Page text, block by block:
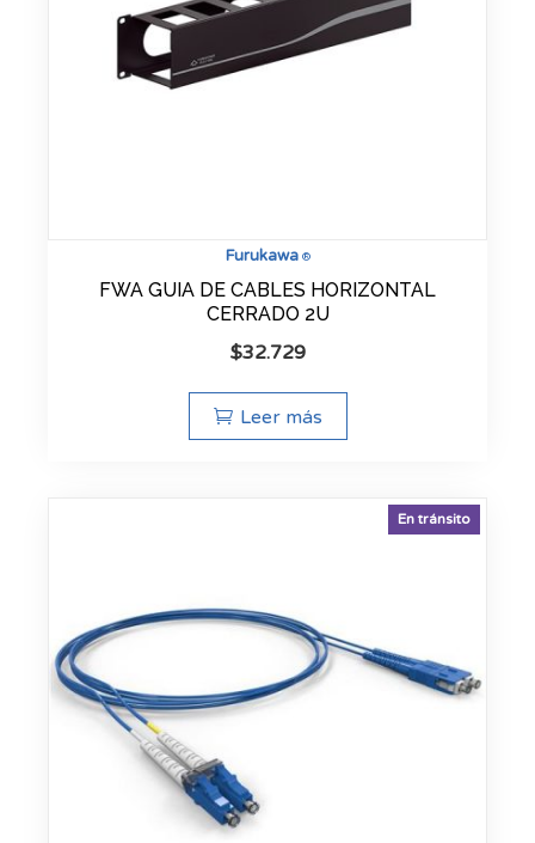
Furukawa®
FWA GUIA DE CABLES HORIZONTAL
CERRADO 2U
$32.729
Leer más
En tránsito